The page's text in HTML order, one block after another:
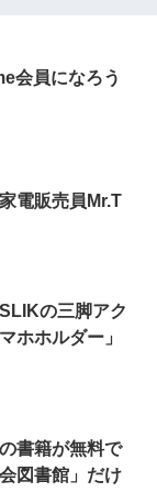
会員になろう
電販売員Mr.T
の三脚アク
ホホルダー」
書籍が無料で
図書館」だけ